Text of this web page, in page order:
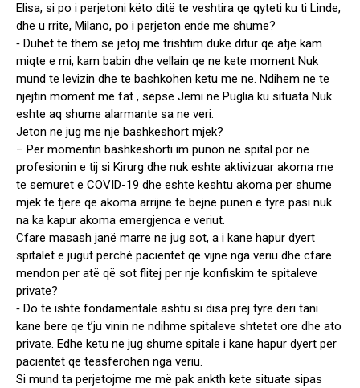
Elisa, si po i perjetoni këto ditë te veshtira qe qyteti ku ti Linde,
dhe u rrite, Milano, po i perjeton ende me shume?
⁃ Duhet te them se jetoj me trishtim duke ditur qe atje kam
miqte e mi, kam babin dhe vellain qe ne kete moment Nuk
mund te levizin dhe te bashkohen ketu me ne. Ndihem ne te
njejtin moment me fat , sepse Jemi ne Puglia ku situata Nuk
eshte aq shume alarmante sa ne veri.
Jeton ne jug me nje bashkeshort mjek?
– Per momentin bashkeshorti im punon ne spital por ne
profesionin e tij si Kirurg dhe nuk eshte aktivizuar akoma me
te semuret e COVID-19 dhe eshte keshtu akoma per shume
mjek te tjere qe akoma arrijne te bejne punen e tyre pasi nuk
na ka kapur akoma emergjenca e veriut.
Cfare masash janë marre ne jug sot, a i kane hapur dyert
spitalet e jugut perché pacientet qe vijne nga veriu dhe cfare
mendon per atë që sot flitej per nje konfiskim te spitaleve
private?
⁃ Do te ishte fondamentale ashtu si disa prej tyre deri tani
kane bere qe t’ju vinin ne ndihme spitaleve shtetet ore dhe ato
private. Edhe ketu ne jug shume spitale i kane hapur dyert per
pacientet qe teasferohen nga veriu.
Si mund ta perjetojme me më pak ankth kete situate sipas